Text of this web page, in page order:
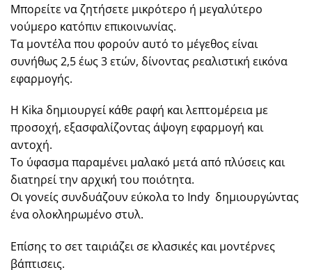
Μπορείτε να ζητήσετε μικρότερο ή μεγαλύτερο
νούμερο κατόπιν επικοινωνίας.
Τα μοντέλα που φορούν αυτό το μέγεθος είναι
συνήθως 2,5 έως 3 ετών, δίνοντας ρεαλιστική εικόνα
εφαρμογής.
Η Kika δημιουργεί κάθε ραφή και λεπτομέρεια με
προσοχή, εξασφαλίζοντας άψογη εφαρμογή και
αντοχή.
Το ύφασμα παραμένει μαλακό μετά από πλύσεις και
διατηρεί την αρχική του ποιότητα.
Οι γονείς συνδυάζουν εύκολα το Indy δημιουργώντας
ένα ολοκληρωμένο στυλ.
Επίσης το σετ ταιριάζει σε κλασικές και μοντέρνες
βάπτισεις.